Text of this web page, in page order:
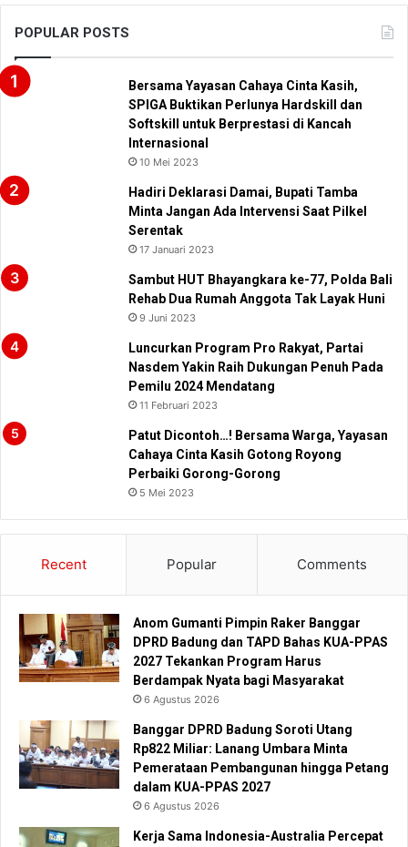
POPULAR POSTS
Bersama Yayasan Cahaya Cinta Kasih,
SPIGA Buktikan Perlunya Hardskill dan
Softskill untuk Berprestasi di Kancah
Internasional
10 Mei 2023
Hadiri Deklarasi Damai, Bupati Tamba
Minta Jangan Ada Intervensi Saat Pilkel
Serentak
17 Januari 2023
Sambut HUT Bhayangkara ke-77, Polda Bali
Rehab Dua Rumah Anggota Tak Layak Huni
9 Juni 2023
Luncurkan Program Pro Rakyat, Partai
Nasdem Yakin Raih Dukungan Penuh Pada
Pemilu 2024 Mendatang
11 Februari 2023
Patut Dicontoh…! Bersama Warga, Yayasan
Cahaya Cinta Kasih Gotong Royong
Perbaiki Gorong-Gorong
5 Mei 2023
Recent Popular Comments
Anom Gumanti Pimpin Raker Banggar
DPRD Badung dan TAPD Bahas KUA-PPAS
2027 Tekankan Program Harus
Berdampak Nyata bagi Masyarakat
6 Agustus 2026
Banggar DPRD Badung Soroti Utang
Rp822 Miliar: Lanang Umbara Minta
Pemerataan Pembangunan hingga Petang
dalam KUA-PPAS 2027
6 Agustus 2026
Kerja Sama Indonesia-Australia Percepat